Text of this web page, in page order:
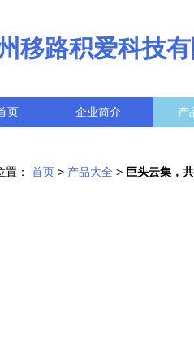
移路积爱科技有
页 企业简介 产
置： 首页 > 产品大全 > 巨头云集，